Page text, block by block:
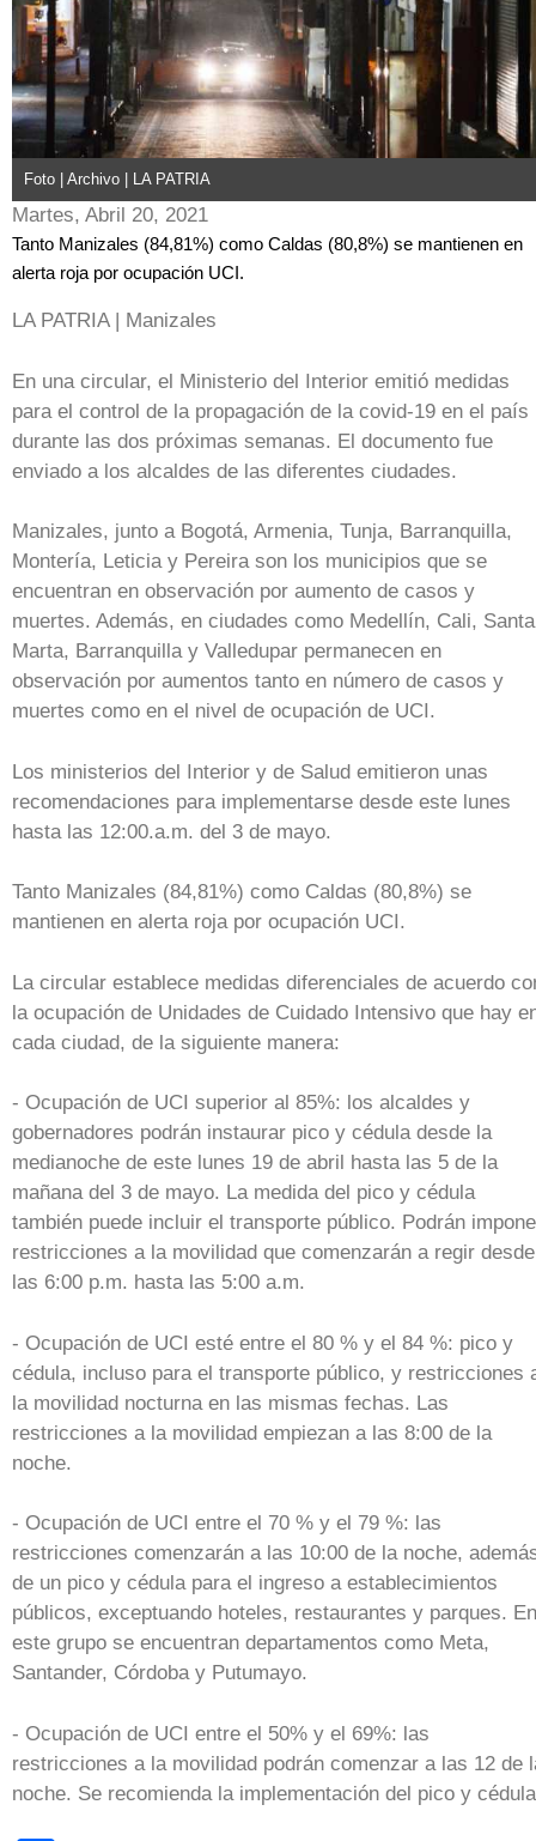
Foto | Archivo | LA PATRIA
Martes, Abril 20, 2021
Tanto Manizales (84,81%) como Caldas (80,8%) se mantienen en
alerta roja por ocupación UCI.
LA PATRIA | Manizales
En una circular, el Ministerio del Interior emitió medidas
para el control de la propagación de la covid-19 en el país
durante las dos próximas semanas. El documento fue
enviado a los alcaldes de las diferentes ciudades.
Manizales, junto a Bogotá, Armenia, Tunja, Barranquilla,
Montería, Leticia y Pereira son los municipios que se
encuentran en observación por aumento de casos y
muertes. Además, en ciudades como Medellín, Cali, Santa
Marta, Barranquilla y Valledupar permanecen en
observación por aumentos tanto en número de casos y
muertes como en el nivel de ocupación de UCI.
Los ministerios del Interior y de Salud emitieron unas
recomendaciones para implementarse desde este lunes
hasta las 12:00.a.m. del 3 de mayo.
Tanto Manizales (84,81%) como Caldas (80,8%) se
mantienen en alerta roja por ocupación UCI.
La circular establece medidas diferenciales de acuerdo
la ocupación de Unidades de Cuidado Intensivo que hay
cada ciudad, de la siguiente manera:
- Ocupación de UCI superior al 85%: los alcaldes y
gobernadores podrán instaurar pico y cédula desde la
medianoche de este lunes 19 de abril hasta las 5 de la
mañana del 3 de mayo. La medida del pico y cédula
también puede incluir el transporte público. Podrán
restricciones a la movilidad que comenzarán a regir desde
las 6:00 p.m. hasta las 5:00 a.m.
- Ocupación de UCI esté entre el 80 % y el 84 %: pico y
cédula, incluso para el transporte público, y restricciones
la movilidad nocturna en las mismas fechas. Las
restricciones a la movilidad empiezan a las 8:00 de la
noche.
- Ocupación de UCI entre el 70 % y el 79 %: las
restricciones comenzarán a las 10:00 de la noche,
de un pico y cédula para el ingreso a establecimientos
públicos, exceptuando hoteles, restaurantes y parques. En
este grupo se encuentran departamentos como Meta,
Santander, Córdoba y Putumayo.
- Ocupación de UCI entre el 50% y el 69%: las
restricciones a la movilidad podrán comenzar a las 12 de
noche. Se recomienda la implementación del pico y